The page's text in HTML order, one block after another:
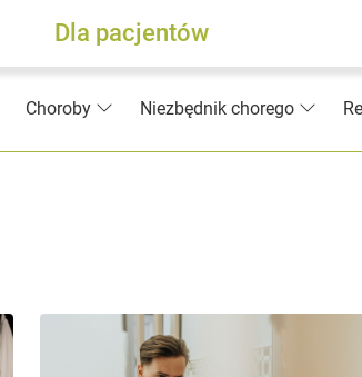
Dla pacjentów
Choroby Niezbędnik chorego